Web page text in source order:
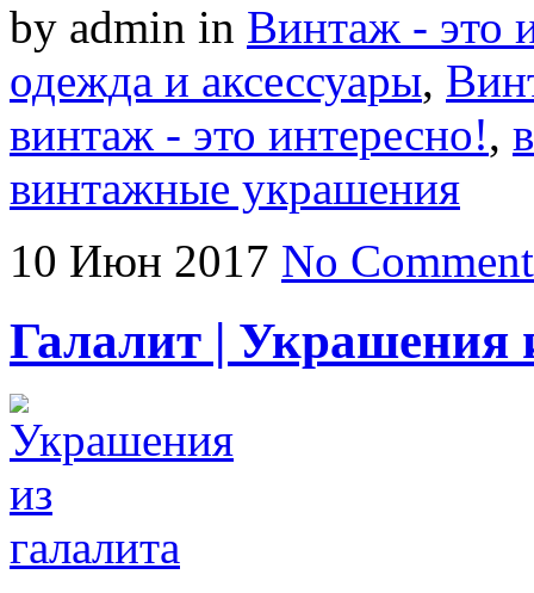
by admin in Винтаж - это
одежда и аксессуары,
винтаж - это интересно!,
винтажные украшения
10 Июн 2017 No
Галалит | Украшения